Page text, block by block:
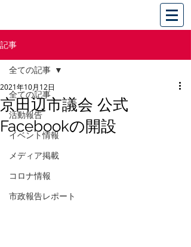
記事
全ての記事
活動報告
イベント情報
メディア掲載
コロナ情報
市政報告レポート
全ての記事
京田辺市議会 公式
Facebookの開設
2021年10月12日